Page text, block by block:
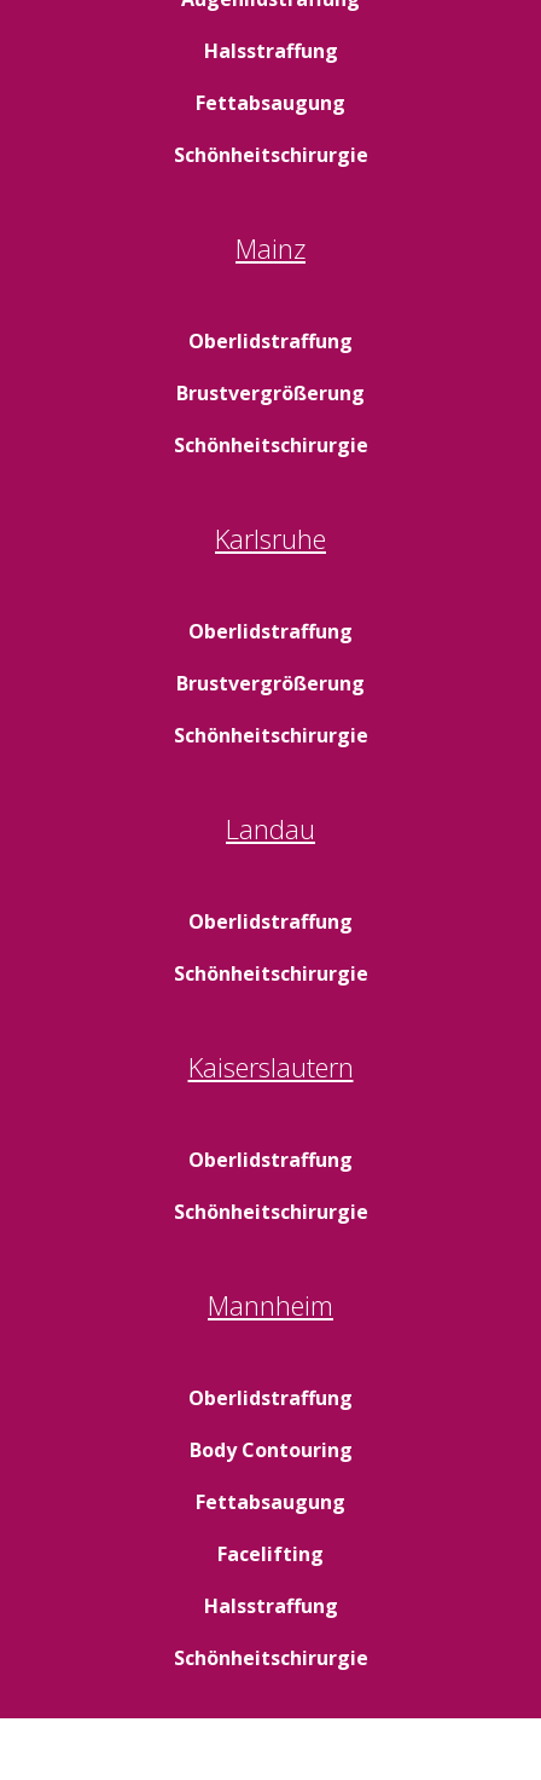
Halsstraffung
Fettabsaugung
Schönheitschirurgie
Mainz
Oberlidstraffung
Brustvergrößerung
Schönheitschirurgie
Karlsruhe
Oberlidstraffung
Brustvergrößerung
Schönheitschirurgie
Landau
Oberlidstraffung
Schönheitschirurgie
Kaiserslautern
Oberlidstraffung
Schönheitschirurgie
Mannheim
Oberlidstraffung
Body Contouring
Fettabsaugung
Facelifting
Halsstraffung
Schönheitschirurgie